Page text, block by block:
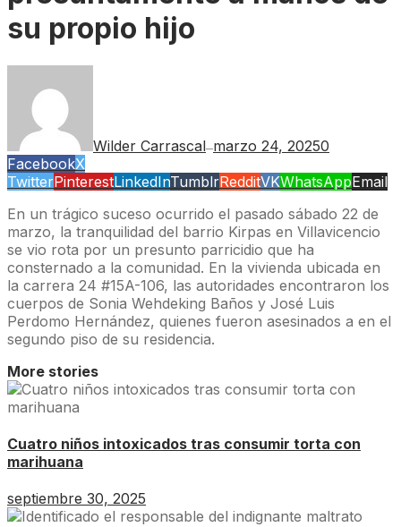
su propio hijo
Wilder Carrascal—marzo 24, 20250
FacebookX
TwitterPinterestLinkedInTumblrRedditVKWhatsAppEmail
En un trágico suceso ocurrido el pasado sábado 22 de
marzo, la tranquilidad del barrio Kirpas en Villavicencio
se vio rota por un presunto parricidio que ha
consternado a la comunidad. En la vivienda ubicada en
la carrera 24 #15A-106, las autoridades encontraron los
cuerpos de Sonia Wehdeking Baños y José Luis
Perdomo Hernández, quienes fueron asesinados a en el
segundo piso de su residencia.
More stories
Cuatro niños intoxicados tras consumir torta con
marihuana
septiembre 30, 2025